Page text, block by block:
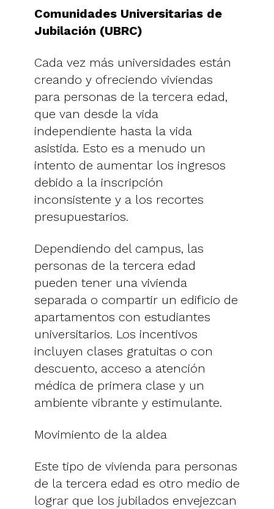
Comunidades Universitarias de
Jubilación (UBRC)
Cada vez más universidades están
creando y ofreciendo viviendas
para personas de la tercera edad,
que van desde la vida
independiente hasta la vida
asistida. Esto es a menudo un
intento de aumentar los ingresos
debido a la inscripción
inconsistente y a los recortes
presupuestarios.
Dependiendo del campus, las
personas de la tercera edad
pueden tener una vivienda
separada o compartir un edificio de
apartamentos con estudiantes
universitarios. Los incentivos
incluyen clases gratuitas o con
descuento, acceso a atención
médica de primera clase y un
ambiente vibrante y estimulante.
Movimiento de la aldea
Este tipo de vivienda para personas
de la tercera edad es otro medio de
lograr que los jubilados envejezcan